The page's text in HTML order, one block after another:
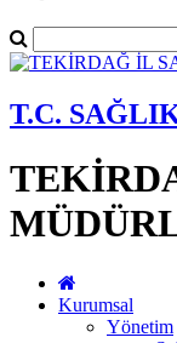
T.C.
Kurumsal
Yönetim